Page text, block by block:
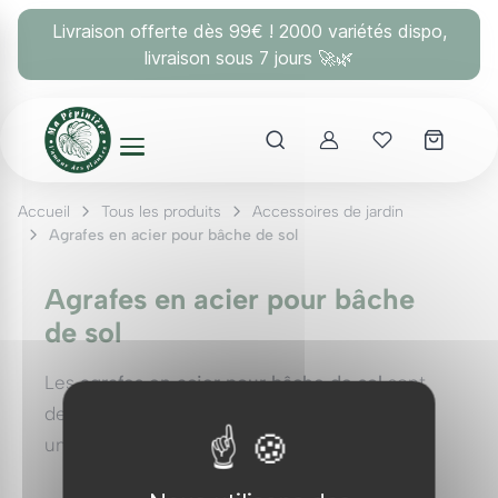
Livraison offerte dès 99€ ! 2000 variétés dispo,
livraison sous 7 jours 🚀🌿
AccountMes coups
Accueil Tous les produits
Accessoires de jardin
Agrafes en acier pour bâche de sol
Agrafes en acier pour bâche
de sol
Lesagrafes en acier pour bâche de solsont
des accessoires indispensables pour assurer
une fixation solide et durable de vos bâches
toiles de paillage
Panneau de gestion des cookies